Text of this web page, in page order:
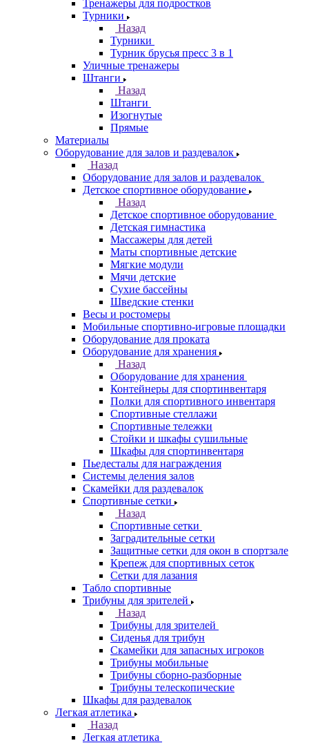
Тренажеры для подростков
Турники
Назад
Турники
Турник брусья пресс 3 в 1
Уличные тренажеры
Штанги
Назад
Штанги
Изогнутые
Прямые
Материалы
Оборудование для залов и раздевалок
Назад
Оборудование для залов и раздевалок
Детское спортивное оборудование
Назад
Детское спортивное оборудование
Детская гимнастика
Массажеры для детей
Маты спортивные детские
Мягкие модули
Мячи детские
Сухие бассейны
Шведские стенки
Весы и ростомеры
Мобильные спортивно-игровые площадки
Оборудование для проката
Оборудование для хранения
Назад
Оборудование для хранения
Контейнеры для спортинвентаря
Полки для спортивного инвентаря
Спортивные стеллажи
Спортивные тележки
Стойки и шкафы сушильные
Шкафы для спортинвентаря
Пьедесталы для награждения
Системы деления залов
Скамейки для раздевалок
Спортивные сетки
Назад
Спортивные сетки
Заградительные сетки
Защитные сетки для окон в спортзале
Крепеж для спортивных сеток
Сетки для лазания
Табло спортивные
Трибуны для зрителей
Назад
Трибуны для зрителей
Сиденья для трибун
Скамейки для запасных игроков
Трибуны мобильные
Трибуны сборно-разборные
Трибуны телескопические
Шкафы для раздевалок
Легкая атлетика
Назад
Легкая атлетика